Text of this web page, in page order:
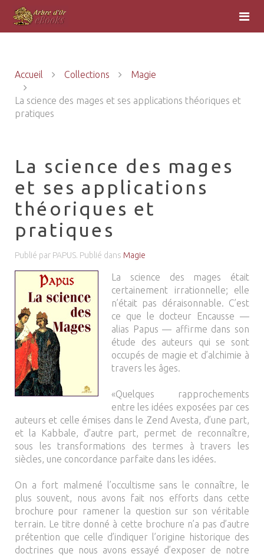
Accueil Collections Magie
La science des mages et ses applications théoriques et
pratiques
La science des mages
et ses applications
théoriques et
pratiques
Publié par PAPUS. Publié dans Magie
La science des mages était
certainement irrationnelle; elle
n’était pas déraisonnable. C’est
ce que le docteur Encausse —
alias Papus — affirme dans son
étude des auteurs qui se sont
occupés de magie et d’alchimie à
travers les âges.
«Quelques rapprochements
entre les idées exposées par ces
auteurs et celle émises dans le Zend Avesta, d’une part,
et la Kabbale, d’autre part, permet de reconnaître,
sous les transformations des termes à travers les
siècles, une concordance parfaite dans les idées.
On a fort malmené l’occultisme sans le connaître, le
plus souvent, nous avons fait nos efforts dans cette
brochure pour ramener la question sur son véritable
terrain. Le titre donné à cette brochure n’a pas d’autre
prétention que celle d’indiquer l’origine historique des
doctrines que nous avons essayé d’exposer de notre